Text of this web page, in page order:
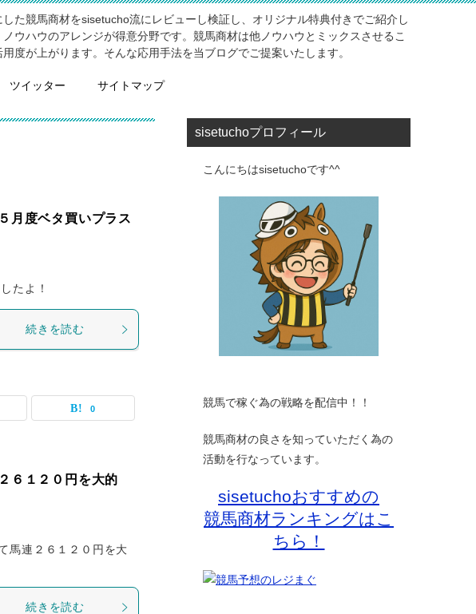
た競馬商材をsisetucho流にレビューし検証し、オリジナル特典付きでご紹介し
ノウハウのアレンジが得意分野です。競馬商材は他ノウハウとミックスさせるこ
用度が上がります。そんな応用手法を当ブログでご提案いたします。
ツイッター サイトマップ
月度ベタ買いプラス
たよ！
続きを読む
0
６１２０円を大的
馬連２６１２０円を大
続きを読む
sisetuchoプロフィール
こんにちはsisetuchoです^^
競馬で稼ぐ為の戦略を配信中！！
競馬商材の良さを知っていただく為の
活動を行なっています。
sisetuchoおすすめの
競馬商材ランキングはこ
ちら！